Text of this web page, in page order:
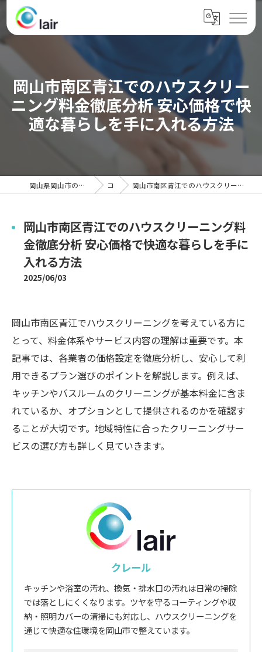
岡山市南区青江でのハウスクリー
ニング料金徹底分析 安心価格で快
適な暮らしを手に入れる方法
岡山県岡山市のハウスクリーニングならクレール コラム 岡山市南区青江でのハウスクリーニング料金徹底分析 安心価格で快適な暮らしを手に入れる方法
岡山市南区青江でのハウスクリーニング料
金徹底分析 安心価格で快適な暮らしを手に
入れる方法
2025/06/03
岡山市南区青江でハウスクリーニングを考えている方に
とって、料金体系やサービス内容の理解は重要です。本
記事では、各業者の価格設定を徹底分析し、安心して利
用できるプラン選びのポイントを解説します。例えば、
キッチンやバスルームのクリーニングが基本料金に含ま
れているか、オプションとして提供されるのかを確認す
ることが大切です。地域特性に合ったクリーニングサー
ビスの選び方も詳しく見ていきます。
クレール
キッチンや浴室の汚れ、換気・排水口の汚れは日常の掃除
では落としにくくなります。ツヤを守るコーティングや収
納・照明カバーの清掃にも対応し、ハウスクリーニングを
通じて快適な住環境を岡山市で整えています。